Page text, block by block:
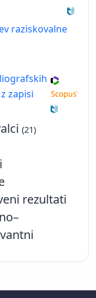
raziskovalne
zapisi
(21)
rezultati